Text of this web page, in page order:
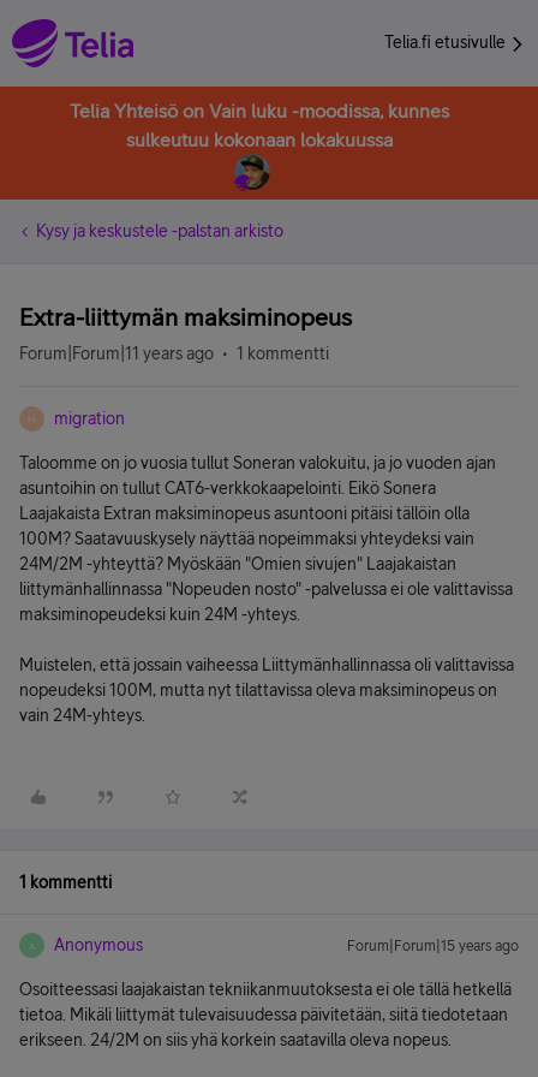
Telia.fi etusivulle
Telia Yhteisö on Vain luku -moodissa, kunnes
sulkeutuu kokonaan lokakuussa
Kysy ja keskustele -palstan arkisto
Extra-liittymän maksiminopeus
Forum|Forum|11 years ago 1 kommentti
M migration
Taloomme on jo vuosia tullut Soneran valokuitu, ja jo vuoden ajan
asuntoihin on tullut CAT6-verkkokaapelointi. Eikö Sonera
Laajakaista Extran maksiminopeus asuntooni pitäisi tällöin olla
100M? Saatavuuskysely näyttää nopeimmaksi yhteydeksi vain
24M/2M -yhteyttä? Myöskään "Omien sivujen" Laajakaistan
liittymänhallinnassa "Nopeuden nosto" -palvelussa ei ole valittavissa
maksiminopeudeksi kuin 24M -yhteys.
Muistelen, että jossain vaiheessa Liittymänhallinnassa oli valittavissa
nopeudeksi 100M, mutta nyt tilattavissa oleva maksiminopeus on
vain 24M-yhteys.
1 kommentti
A Anonymous Forum|Forum|15 years ago
Osoitteessasi laajakaistan tekniikanmuutoksesta ei ole tällä hetkellä
tietoa. Mikäli liittymät tulevaisuudessa päivitetään, siitä tiedotetaan
erikseen. 24/2M on siis yhä korkein saatavilla oleva nopeus.